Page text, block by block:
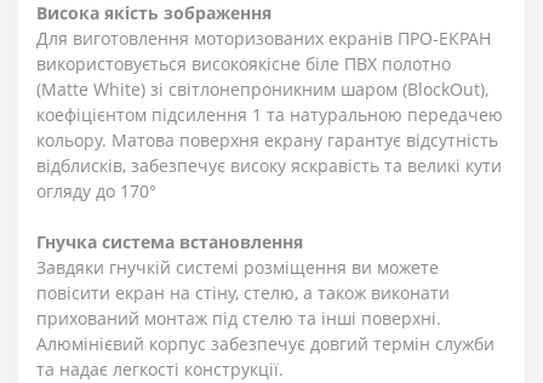
Висока якість зображення
Для виготовлення моторизованих екранів ПРО-ЕКРАН
використовується високоякісне біле ПВХ полотно
(Matte White) зі світлонепроникним шаром (BlockOut),
коефіцієнтом підсилення 1 та натуральною передачею
кольору. Матова поверхня екрану гарантує відсутність
відблисків, забезпечує високу яскравість та великі кути
огляду до 170°
Гнучка система встановлення
Завдяки гнучкій системі розміщення ви можете
повісити екран на стіну, стелю, а також виконати
прихований монтаж під стелю та інші поверхні.
Алюмінієвий корпус забезпечує довгий термін служби
та надає легкості конструкції.